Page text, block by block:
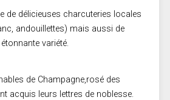
de délicieuses charcuteries locales
andouillettes) mais aussi de
variété.
de Champagne,rosé des
acquis leurs lettres de noblesse.